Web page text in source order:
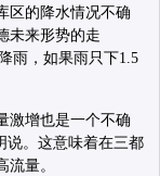
区的降水情况不确
未来形势的走
雨，如果雨只下1.5
激增也是一个不确
说。这意味着在三都
量。